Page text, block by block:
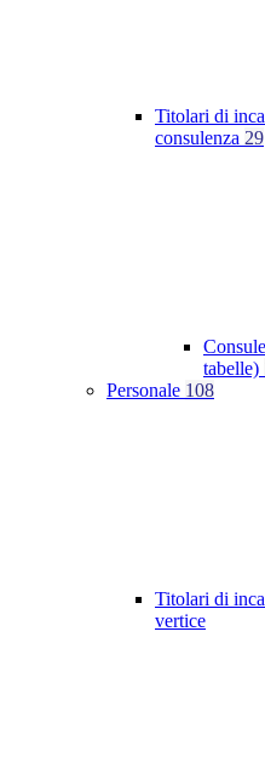
Titolari di
consulenza 29
tabelle)
Personale 108
Titolari di
vertice